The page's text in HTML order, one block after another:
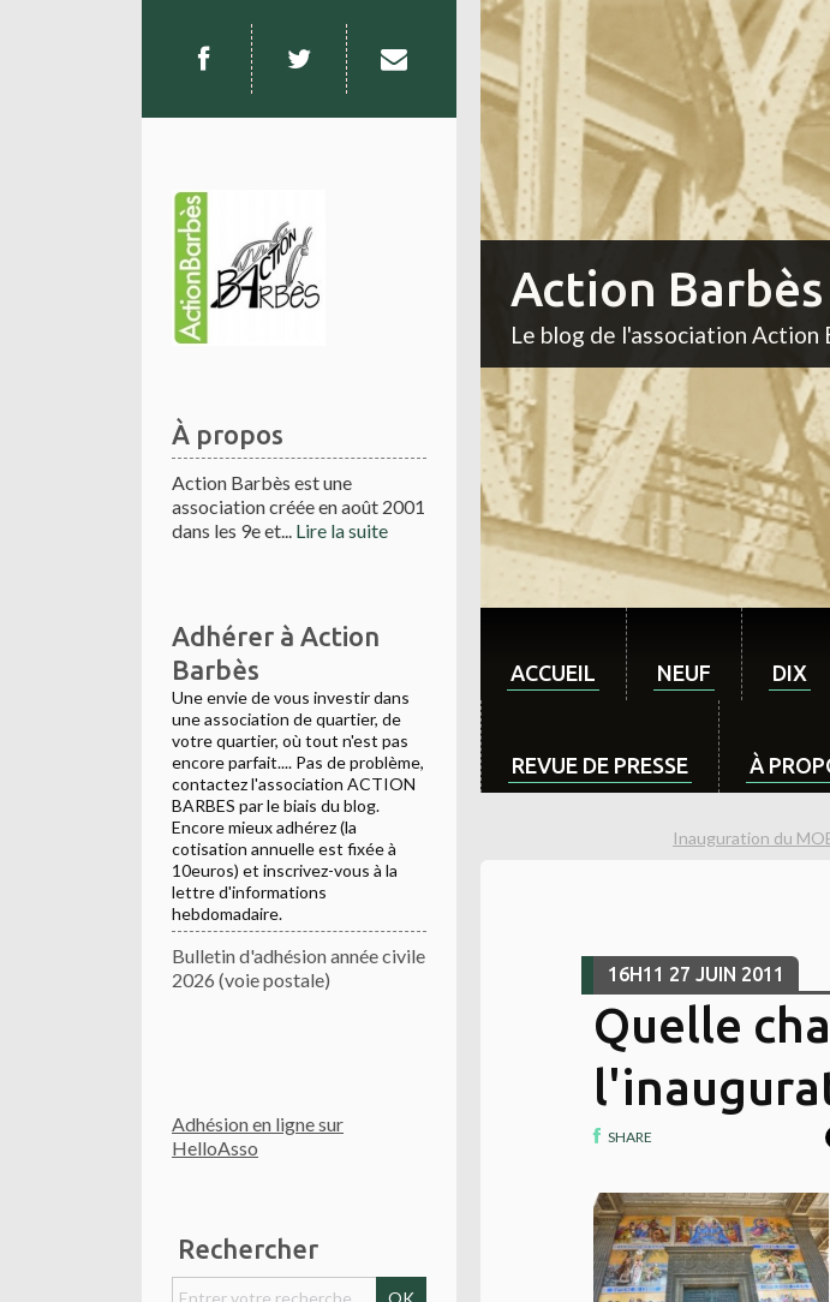
À propos
Action Barbès est une
association créée en août 2001
dans les 9e et... Lire la suite
Adhérer à Action
Barbès
Une envie de vous investir dans
une association de quartier, de
votre quartier, où tout n'est pas
encore parfait.... Pas de problème,
contactez l'association ACTION
BARBES par le biais du blog.
Encore mieux adhérez (la
cotisation annuelle est fixée à
10euros) et inscrivez-vous à la
lettre d'informations
hebdomadaire.
Bulletin d'adhésion année civile
2026 (voie postale)
Adhésion en ligne sur
HelloAsso
Rechercher
Action Barbès
Le blog de l'association Action
ACCUEIL NEUF DIX
REVUE DE PRESSE À
Inauguration du
16H11 27 JUIN 2011
Quelle
SHARE